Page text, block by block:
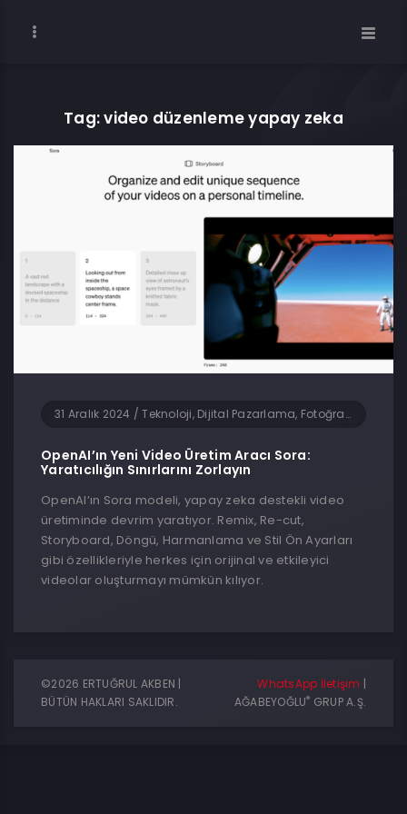
Tag: video düzenleme yapay zeka
31 Aralık 2024 /Teknoloji, Dijital Pazarlama, Fotoğrafçılık, Yapay Zeka, Yazılım
OpenAI’ın Yeni Video Üretim Aracı Sora:
Yaratıcılığın Sınırlarını Zorlayın
OpenAI’ın Sora modeli, yapay zeka destekli video
üretiminde devrim yaratıyor. Remix, Re-cut,
Storyboard, Döngü, Harmanlama ve Stil Ön Ayarları
gibi özellikleriyle herkes için orijinal ve etkileyici
videolar oluşturmayı mümkün kılıyor.
©2026 ERTUĞRUL AKBEN |
BÜTÜN HAKLARI SAKLIDIR.
WhatsApp İletişim |
AĞABEYOĞLU® GRUP A.Ş.